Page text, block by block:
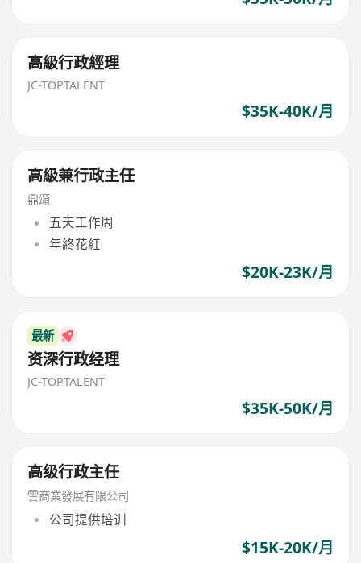
高級行政經理
JC-TOPTALENT
$35K-40K/月
高級兼行政主任
鼎頌
五天工作周
年終花紅
$20K-23K/月
最新
资深行政经理
JC-TOPTALENT
$35K-50K/月
高级行政主任
雲商業發展有限公司
公司提供培训
$15K-20K/月